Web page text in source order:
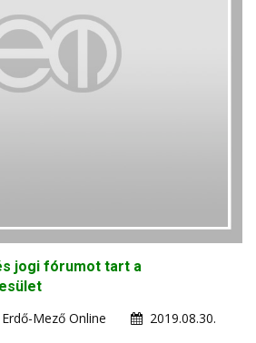
jogi fórumot tart a
Mező Online
2019.08.30.